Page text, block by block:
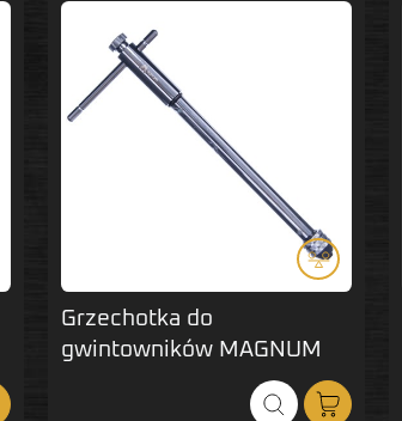
Grzechotka do
gwintowników MAGNUM